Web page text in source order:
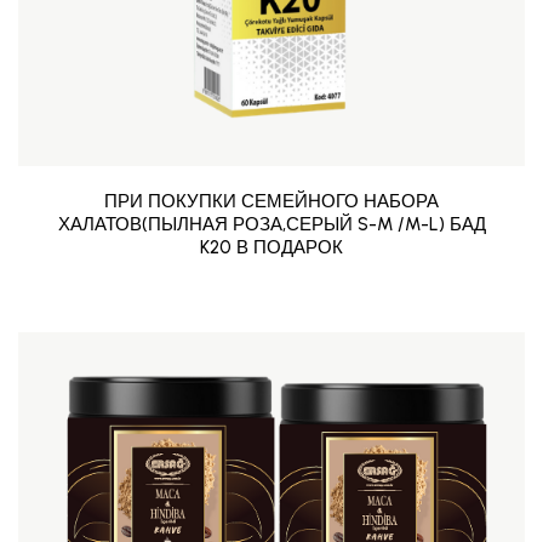
ПРИ ПОКУПКИ СЕМЕЙНОГО НАБОРА
ХАЛАТОВ(ПЫЛНАЯ РОЗА,СЕРЫЙ S-M /M-L) БАД
K20 В ПОДАРОК